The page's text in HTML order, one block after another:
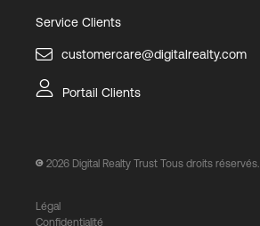
Service Clients
customercare@digitalrealty.com
Portail Clients
2026 Digital Realty Trust Tous droits réservés.
Légal
Confidentialité